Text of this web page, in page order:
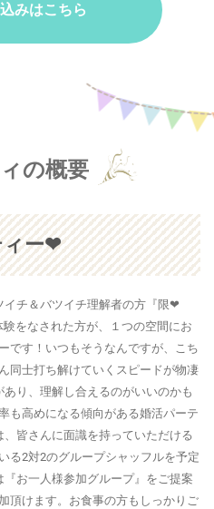
みはこちら
の概要
ィー❤
イチ＆バツイチ理解者の方『限❤
をなされた方が、１つの空間にお
です！いつもそうなんですが、こち
同士打ち解けていくスピードが物凄
り、理解し合えるのがいいのかも
も高めになる傾向がある婚活パーテ
皆さんに面識を持っていただける
る2対2のグループシャッフルを予定
お一人様参加グループ』をご提案
頂けます。お食事の方もしっかりご